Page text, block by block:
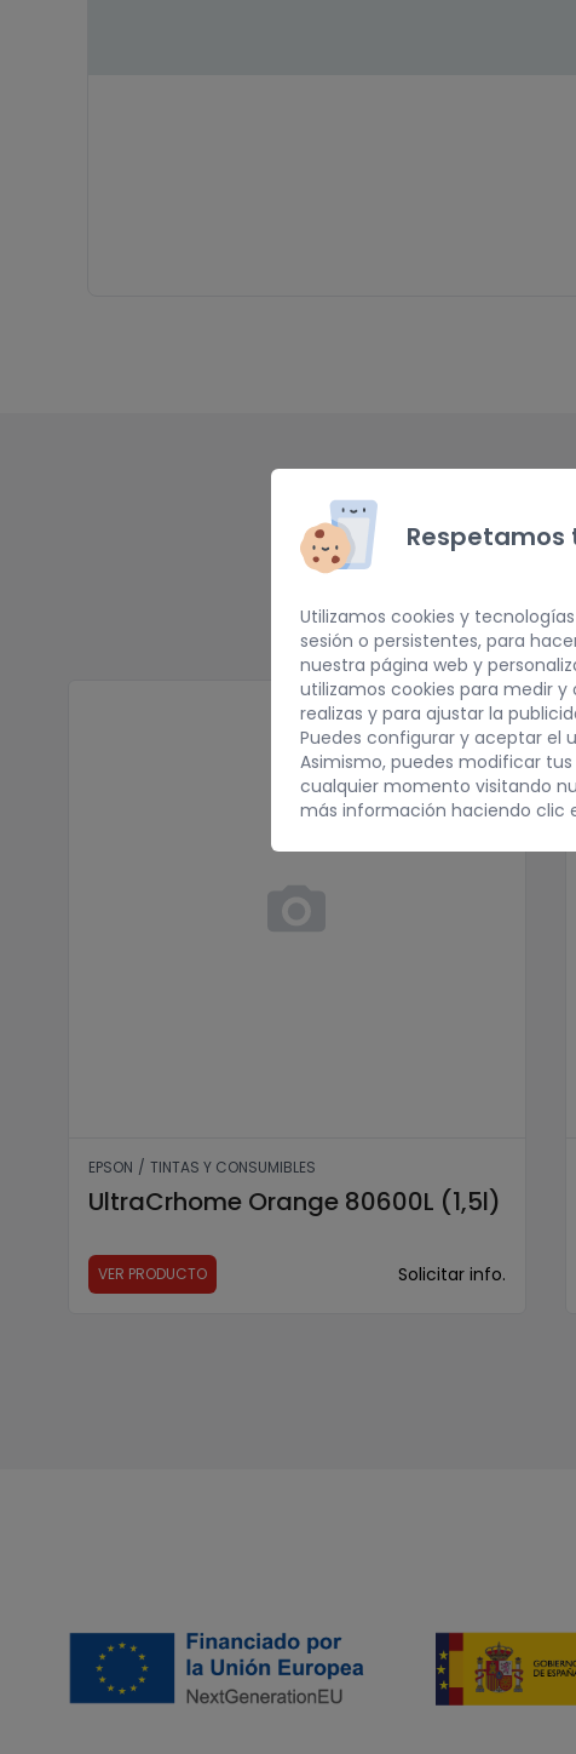
EPSON / TINTAS Y CONSUMIBLES
UltraCrhome Orange 80600L (1,5l)
VER PRODUCTO Solicitar info.
Utilizamos cookies y
sesión o persistentes, para
nuestra página web y
utilizamos cookies para medir
realizas y para ajustar la
Puedes configurar y aceptar el
Asimismo, puedes modificar
cualquier momento visitando
más información haciendo clic